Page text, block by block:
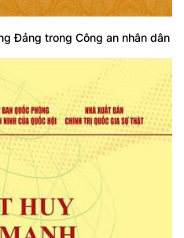
Đảng trong Công an nhân dân